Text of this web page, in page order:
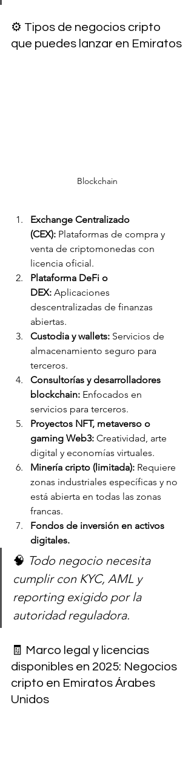
⚙️ Tipos de negocios cripto
que puedes lanzar en Emiratos
Blockchain
Exchange Centralizado
(CEX): Plataformas de compra y
venta de criptomonedas con
licencia oficial.
Plataforma DeFi o
DEX: Aplicaciones
descentralizadas de finanzas
abiertas.
Custodia y wallets: Servicios de
almacenamiento seguro para
terceros.
Consultorías y desarrolladores
blockchain: Enfocados en
servicios para terceros.
Proyectos NFT, metaverso o
gaming Web3: Creatividad, arte
digital y economías virtuales.
Minería cripto (limitada): Requiere
zonas industriales específicas y no
está abierta en todas las zonas
francas.
Fondos de inversión en activos
digitales.
🧠 Todo negocio necesita
cumplir con KYC, AML y
reporting exigido por la
autoridad reguladora.
🧾 Marco legal y licencias
disponibles en 2025: Negocios
cripto en Emiratos Árabes
Unidos